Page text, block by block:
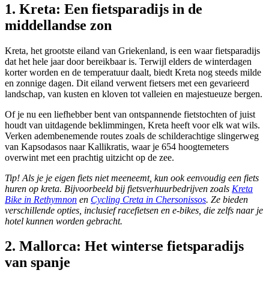
1. Kreta: Een fietsparadijs in de
middellandse zon
Kreta, het grootste eiland van Griekenland, is een waar fietsparadijs
dat het hele jaar door bereikbaar is. Terwijl elders de winterdagen
korter worden en de temperatuur daalt, biedt Kreta nog steeds milde
en zonnige dagen. Dit eiland verwent fietsers met een gevarieerd
landschap, van kusten en kloven tot valleien en majestueuze bergen.
Of je nu een liefhebber bent van ontspannende fietstochten of juist
houdt van uitdagende beklimmingen, Kreta heeft voor elk wat wils.
Verken adembenemende routes zoals de schilderachtige slingerweg
van Kapsodasos naar Kallikratis, waar je 654 hoogtemeters
overwint met een prachtig uitzicht op de zee.
Tip! Als je je eigen fiets niet meeneemt, kun ook eenvoudig een fiets
huren op kreta. Bijvoorbeeld bij fietsverhuurbedrijven zoals Kreta
Bike in Rethymnon en Cycling Creta in Chersonissos. Ze bieden
verschillende opties, inclusief racefietsen en e-bikes, die zelfs naar je
hotel kunnen worden gebracht.
2. Mallorca: Het winterse fietsparadijs
van spanje